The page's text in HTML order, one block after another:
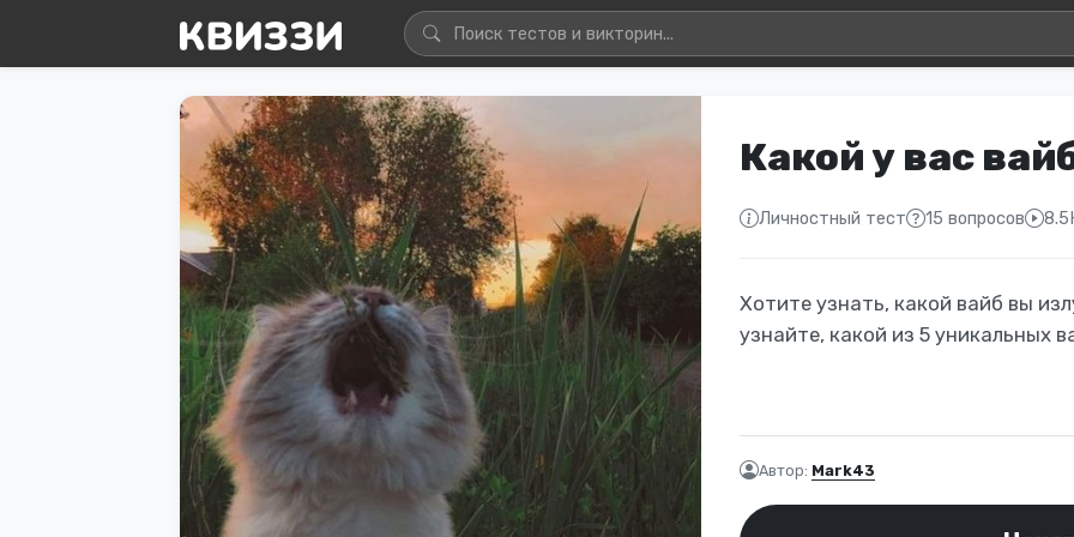
Какой у вас
Личностный тест 15 вопросов
Хотите узнать, какой вайб вы
узнайте, какой из 5 уникальных
Автор: Mark43